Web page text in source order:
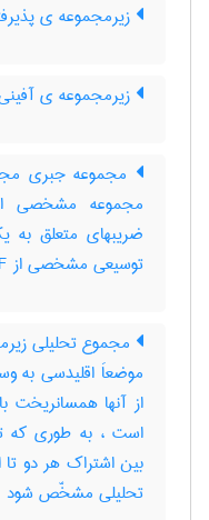
زیرمجموعه ی
زیرمجموعه ی
مجموعه جبری
توسیعی مشخصی از F
مجموع تحلیلی
موضعاَ اقلیدسی به
از آنها همسانریخت
است ، به طوری که
بین اشتراک هر دو تا
تحلیلی مشخّص شود